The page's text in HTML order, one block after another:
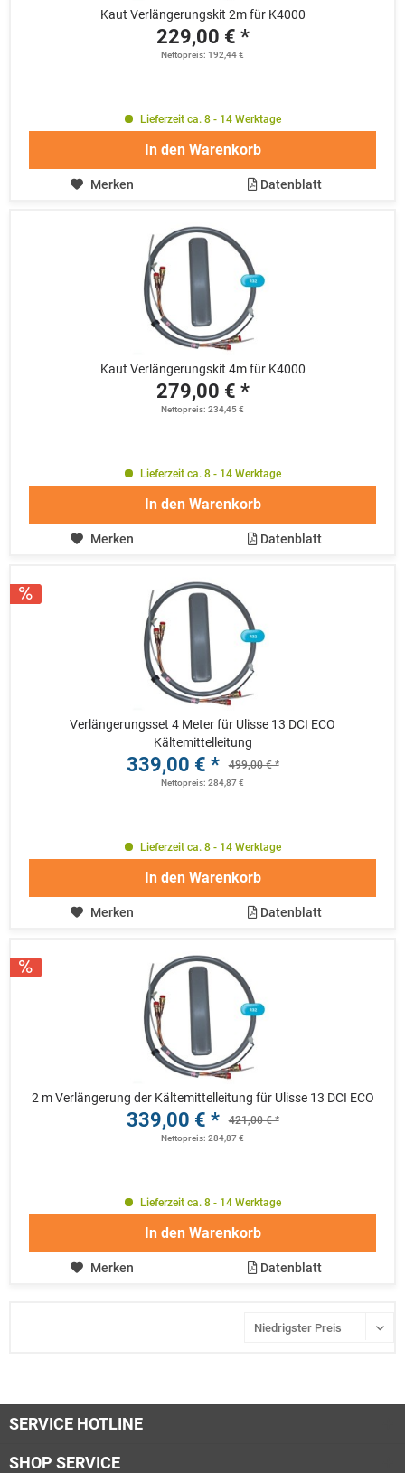
Kaut Verlängerungskit 2m für K4000
229,00 € *
Nettopreis: 192,44 €
Lieferzeit ca. 8 - 14 Werktage
In den Warenkorb
Merken Datenblatt
Kaut Verlängerungskit 4m für K4000
279,00 € *
Nettopreis: 234,45 €
Lieferzeit ca. 8 - 14 Werktage
In den Warenkorb
Merken Datenblatt
Verlängerungsset 4 Meter für Ulisse 13 DCI ECO
Kältemittelleitung
339,00 € * 499,00 € *
Nettopreis: 284,87 €
Lieferzeit ca. 8 - 14 Werktage
In den Warenkorb
Merken Datenblatt
2 m Verlängerung der Kältemittelleitung für Ulisse 13 DCI ECO
339,00 € * 421,00 € *
Nettopreis: 284,87 €
Lieferzeit ca. 8 - 14 Werktage
In den Warenkorb
Merken Datenblatt
SERVICE HOTLINE
SHOP SERVICE